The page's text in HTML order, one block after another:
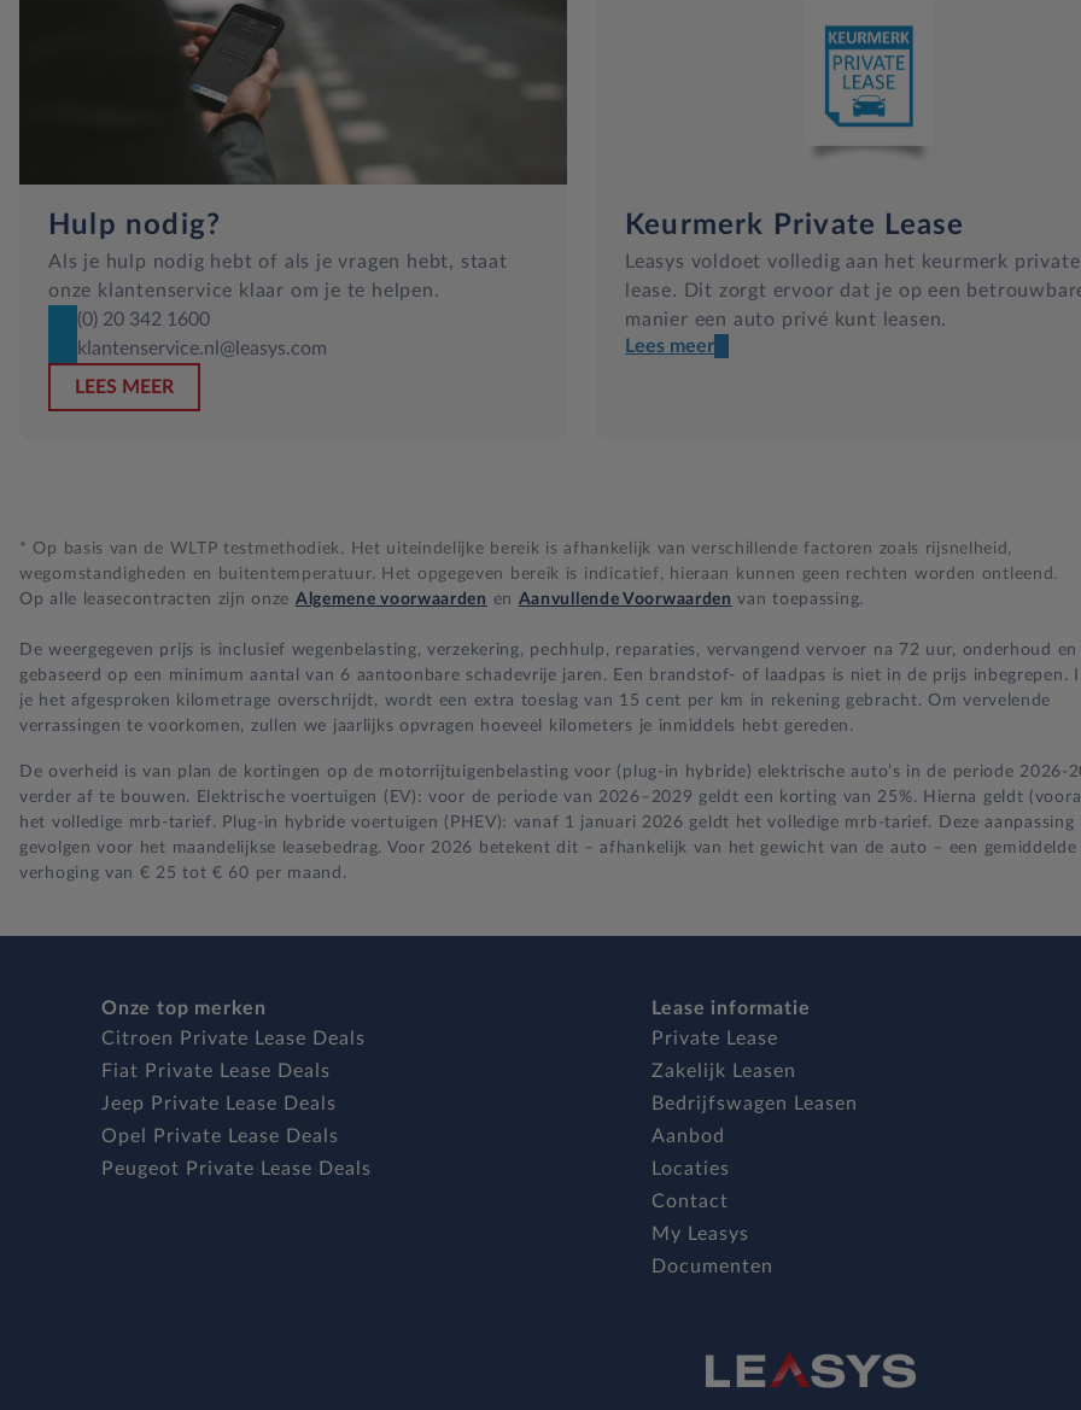
Hulp nodig?
Als je hulp nodig hebt of als je vragen hebt, staat
onze klantenservice klaar om je te helpen.
(0) 20 342 1600
klantenservice.nl@leasys.com
LEES MEER
Keurmerk Private Lease
Leasys voldoet volledig aan het keurmerk private
lease. Dit zorgt ervoor dat je op een
manier een auto privé kunt leasen.
Een transparant contract
BB 14 dagen bedenktijd
Lees meer
* Op basis van de WLTP testmethodiek. Het uiteindelijke bereik is afhankelijk van verschillende factoren zoals rijsnelheid,
wegomstandigheden en buitentemperatuur. Het opgegeven bereik is indicatief, hieraan kunnen geen rechten worden ontleend.
Op alle leasecontracten zijn onze Algemene voorwaarden en Aanvullende Voorwaarden van toepassing.
De weergegeven prijs is inclusief wegenbelasting, verzekering, pechhulp, reparaties, vervangend vervoer na 72 uur, onderhoud en
gebaseerd op een minimum aantal van 6 aantoonbare schadevrije jaren. Een brandstof- of laadpas is niet in de prijs inbegrepen.
je het afgesproken kilometrage overschrijdt, wordt een extra toeslag van 15 cent per km in rekening gebracht. Om vervelende
verrassingen te voorkomen, zullen we jaarlijks opvragen hoeveel kilometers je inmiddels hebt gereden.
De overheid is van plan de kortingen op de motorrijtuigenbelasting voor (plug-in hybride) elektrische auto’s in de periode 2026-
verder af te bouwen. Elektrische voertuigen (EV): voor de periode van 2026–2029 geldt een korting van 25%. Hierna geldt
het volledige mrb-tarief. Plug-in hybride voertuigen (PHEV): vanaf 1 januari 2026 geldt het volledige mrb-tarief. Deze aanpassing
gevolgen voor het maandelijkse leasebedrag. Voor 2026 betekent dit – afhankelijk van het gewicht van de auto – een gemiddelde
verhoging van € 25 tot € 60 per maand.
Onze top merken
Citroen Private Lease Deals
Fiat Private Lease Deals
Jeep Private Lease Deals
Opel Private Lease Deals
Peugeot Private Lease Deals
Lease informatie
Private Lease
Zakelijk Leasen
Bedrijfswagen Leasen
Aanbod
Locaties
Contact
My Leasys
Documenten